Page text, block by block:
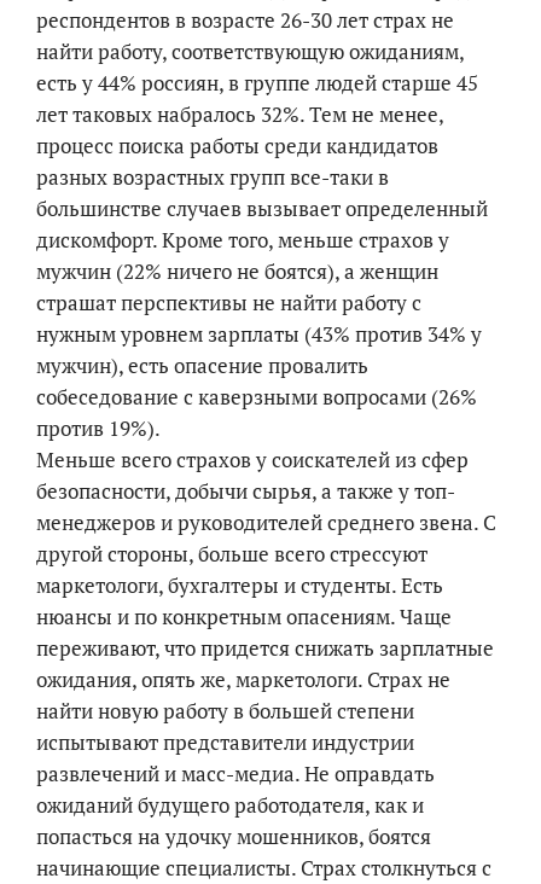
респондентов в возрасте 26-30 лет страх не
найти работу, соответствующую ожиданиям,
есть у 44% россиян, в группе людей старше 45
лет таковых набралось 32%. Тем не менее,
процесс поиска работы среди кандидатов
разных возрастных групп все-таки в
большинстве случаев вызывает определенный
дискомфорт. Кроме того, меньше страхов у
мужчин (22% ничего не боятся), а женщин
страшат перспективы не найти работу с
нужным уровнем зарплаты (43% против 34% у
мужчин), есть опасение провалить
собеседование с каверзными вопросами (26%
против 19%).
Меньше всего страхов у соискателей из сфер
безопасности, добычи сырья, а также у топ-
менеджеров и руководителей среднего звена. С
другой стороны, больше всего стрессуют
маркетологи, бухгалтеры и студенты. Есть
нюансы и по конкретным опасениям. Чаще
переживают, что придется снижать зарплатные
ожидания, опять же, маркетологи. Страх не
найти новую работу в большей степени
испытывают представители индустрии
развлечений и масс-медиа. Не оправдать
ожиданий будущего работодателя, как и
попасться на удочку мошенников, боятся
начинающие специалисты. Страх столкнуться с